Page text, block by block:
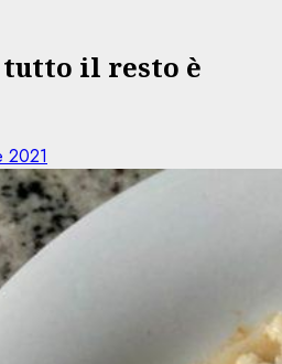
il resto è
2021